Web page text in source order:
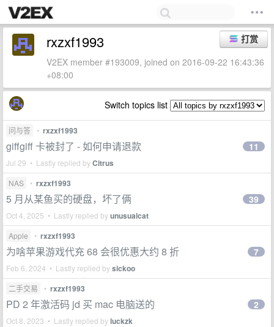
打赏
rxzxf1993
V2EX member #193009, joined on 2016-09-22 16:43:36
+08:00
Switch topics list
问与答 • rxzxf1993
giffgiff 卡被封了 - 如何申请退款
Jul 29 • Lastly replied byCitrus
11
NAS • rxzxf1993
5 月从某鱼买的硬盘，坏了俩
Oct 4, 2025 • Lastly replied byunusualcat
39
Apple • rxzxf1993
为啥苹果游戏代充 68 会很优惠大约 8 折
Feb 6, 2024 • Lastly replied bysickoo
7
二手交易 • rxzxf1993
PD 2 年激活码 jd 买 mac 电脑送的
Oct 8, 2023 • Lastly replied byluckzk
2